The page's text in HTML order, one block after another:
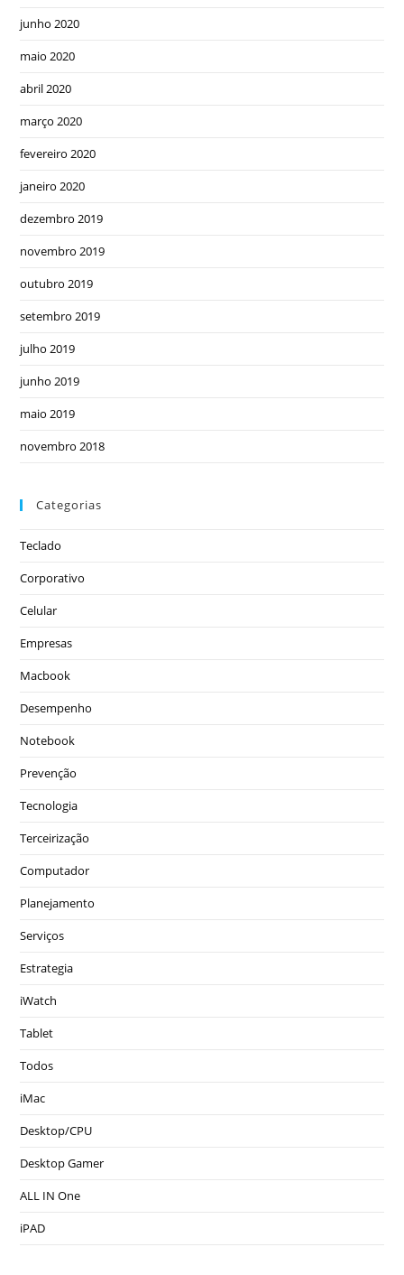
junho 2020
maio 2020
abril 2020
março 2020
fevereiro 2020
janeiro 2020
dezembro 2019
novembro 2019
outubro 2019
setembro 2019
julho 2019
junho 2019
maio 2019
novembro 2018
Categorias
Teclado
Corporativo
Celular
Empresas
Macbook
Desempenho
Notebook
Prevenção
Tecnologia
Terceirização
Computador
Planejamento
Serviços
Estrategia
iWatch
Tablet
Todos
iMac
Desktop/CPU
Desktop Gamer
ALL IN One
iPAD